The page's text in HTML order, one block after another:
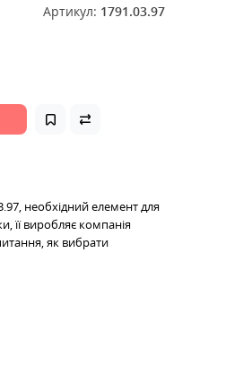
Артикул: 1791.03.97
необхідний елемент для
її виробляє компанія
як вибрати